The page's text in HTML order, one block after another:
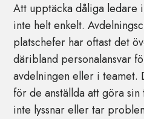
Att upptäcka dåliga ledare
inte helt enkelt.
platschefer har oftast det
däribland personalansvar
avdelningen eller i teamet.
för de anställda att göra
inte lyssnar eller tar